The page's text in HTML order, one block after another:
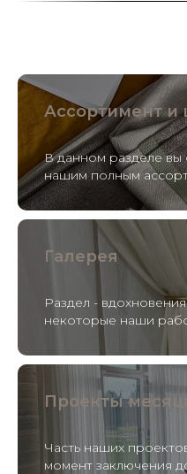
Ассортимент и
В данном разделе вы
нашим полным
Галерея
Раздел -
некоторые наши
Проекты
Часть наших
момент заключения